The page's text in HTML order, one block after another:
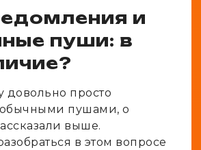
и
пуши: в
довольно просто
обычными пушами, о
выше.
в этом вопросе